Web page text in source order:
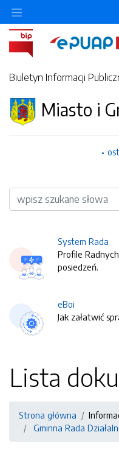
Biuletyn Informacji
Miasto i
Wyszukiwarka
System Rada
Profile
posiedzeń.
eBoi
Jak załatwić
Lista
Strona główna
Gminna Rada